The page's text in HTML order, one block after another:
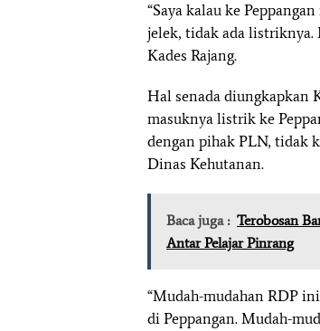
“Saya kalau ke
jelek, tidak ada listriknya.
Kades Rajang.
Hal senada diungkapkan
masuknya listrik ke
dengan pihak PLN, tidak
Dinas Kehutanan.
Baca juga : Terobosan
Antar Pelajar Pinrang
“Mudah-mudahan RDP
di Peppangan. Mudah-